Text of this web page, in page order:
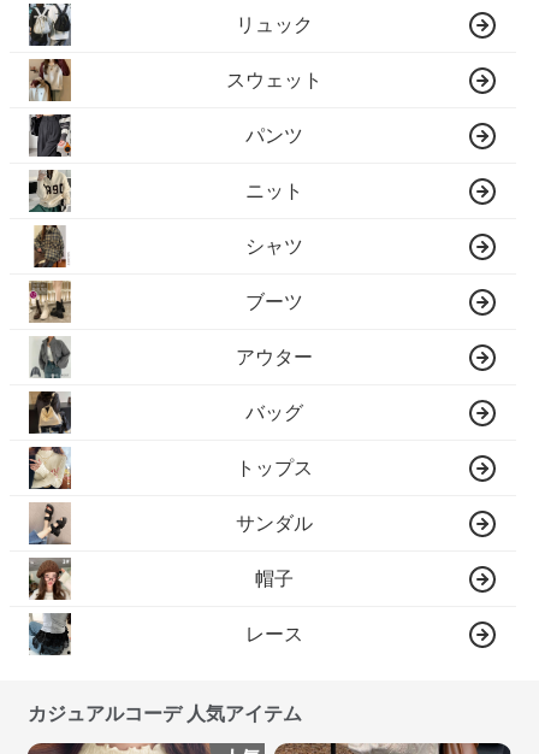
リュック
スウェット
パンツ
ニット
シャツ
ブーツ
アウター
バッグ
トップス
サンダル
帽子
レース
カジュアルコーデ 人気アイテム